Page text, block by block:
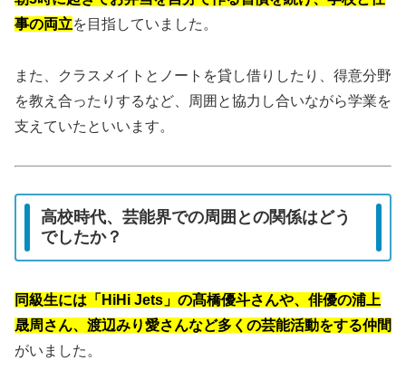
事の両立を目指していました。
また、クラスメイトとノートを貸し借りしたり、得意分野
を教え合ったりするなど、周囲と協力し合いながら学業を
支えていたといいます。
高校時代、芸能界での周囲との関係はどう
でしたか？
同級生には「HiHi Jets」の髙橋優斗さんや、俳優の浦上
晟周さん、渡辺みり愛さんなど多くの芸能活動をする仲間
がいました。